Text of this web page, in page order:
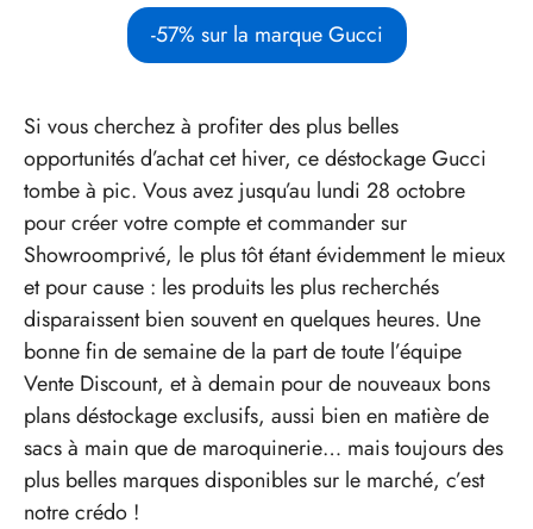
-57% sur la marque Gucci
Si vous cherchez à profiter des plus belles
opportunités d’achat cet hiver, ce déstockage Gucci
tombe à pic. Vous avez jusqu’au lundi 28 octobre
pour créer votre compte et commander sur
Showroomprivé, le plus tôt étant évidemment le mieux
et pour cause : les produits les plus recherchés
disparaissent bien souvent en quelques heures. Une
bonne fin de semaine de la part de toute l’équipe
Vente Discount, et à demain pour de nouveaux bons
plans déstockage exclusifs, aussi bien en matière de
sacs à main que de maroquinerie… mais toujours des
plus belles marques disponibles sur le marché, c’est
notre crédo !